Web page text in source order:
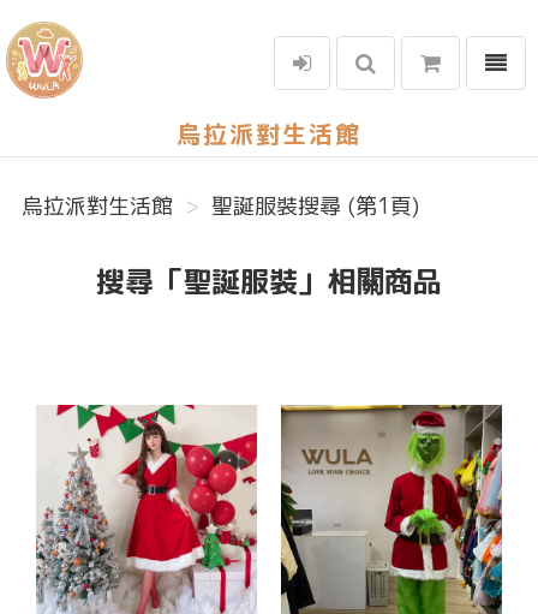
烏拉派對生活館
選單
烏拉派對生活館 聖誕服裝搜尋 (第1頁)
搜尋「聖誕服裝」相關商品